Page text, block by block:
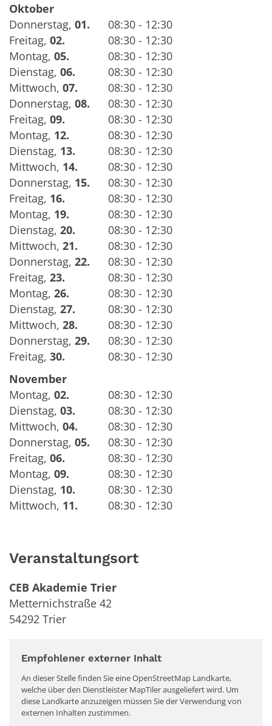
Oktober
Donnerstag, 01.
08:30 - 12:30
Freitag, 02.
08:30 - 12:30
Montag, 05.
08:30 - 12:30
Dienstag, 06.
08:30 - 12:30
Mittwoch, 07.
08:30 - 12:30
Donnerstag, 08.
08:30 - 12:30
Freitag, 09.
08:30 - 12:30
Montag, 12.
08:30 - 12:30
Dienstag, 13.
08:30 - 12:30
Mittwoch, 14.
08:30 - 12:30
Donnerstag, 15.
08:30 - 12:30
Freitag, 16.
08:30 - 12:30
Montag, 19.
08:30 - 12:30
Dienstag, 20.
08:30 - 12:30
Mittwoch, 21.
08:30 - 12:30
Donnerstag, 22.
08:30 - 12:30
Freitag, 23.
08:30 - 12:30
Montag, 26.
08:30 - 12:30
Dienstag, 27.
08:30 - 12:30
Mittwoch, 28.
08:30 - 12:30
Donnerstag, 29.
08:30 - 12:30
Freitag, 30.
08:30 - 12:30
November
Montag, 02.
08:30 - 12:30
Dienstag, 03.
08:30 - 12:30
Mittwoch, 04.
08:30 - 12:30
Donnerstag, 05.
08:30 - 12:30
Freitag, 06.
08:30 - 12:30
Montag, 09.
08:30 - 12:30
Dienstag, 10.
08:30 - 12:30
Mittwoch, 11. 08:30 - 12:30
Veranstaltungsort
CEB Akademie Trier
Metternichstraße 42
54292 Trier
Empfohlener externer Inhalt
An dieser Stelle finden Sie eine OpenStreetMap Landkarte,
welche über den Dienstleister MapTiler ausgeliefert wird. Um
diese Landkarte anzuzeigen müssen Sie der Verwendung von
externen Inhalten zustimmen.